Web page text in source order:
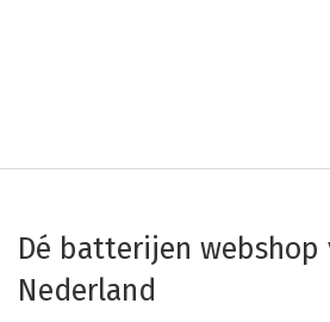
Dé batterijen webshop
Nederland